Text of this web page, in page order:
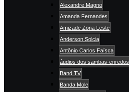
Alexandre Magno
Amanda Fernandes
Amizade Zona Leste
Anderson Solcia
Antônio Carlos Faísca
áudios dos sambas-enredos
Band TV
Banda Mole